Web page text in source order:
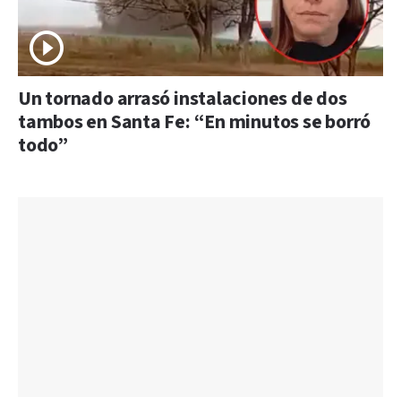
Un tornado arrasó instalaciones de dos
tambos en Santa Fe: “En minutos se borró
todo”